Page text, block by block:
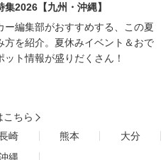
集2026【九州・沖縄】
ー編集部がおすすめする、この夏
方を紹介。夏休みイベント＆おで
ット情報が盛りだくさん！
こちら
崎 熊本
大分
縄